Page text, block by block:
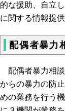
的な援助、自立
に関する情報提
配偶者暴力
配偶者暴力相
からの暴力の防
めの業務を行う